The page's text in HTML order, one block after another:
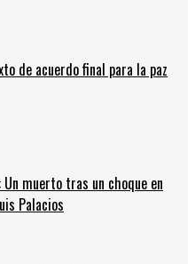
de acuerdo final para la paz
muerto tras un choque en
Palacios